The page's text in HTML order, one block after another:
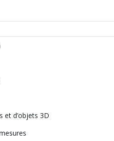
et d’objets 3D